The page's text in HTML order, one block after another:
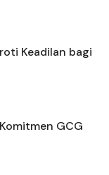
Keadilan bagi
GCG